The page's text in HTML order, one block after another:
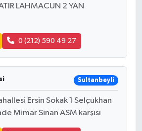
LAHMACUN 2 YAN
0 (212) 590 49 27
Sultanbeyli
Ersin Sokak 1 Selçukhan
Mimar Sinan ASM karşısı